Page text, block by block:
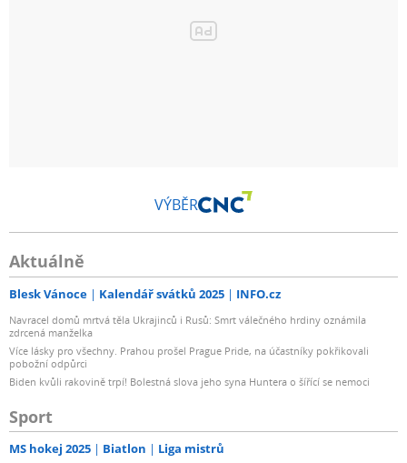
VÝBĚR
Aktuálně
Blesk Vánoce Kalendář svátků 2025 INFO.cz
Navracel domů mrtvá těla Ukrajinců i Rusů: Smrt válečného hrdiny oznámila
zdrcená manželka
Více lásky pro všechny. Prahou prošel Prague Pride, na účastníky pokřikovali
pobožní odpůrci
Biden kvůli rakovině trpí! Bolestná slova jeho syna Huntera o šířící se nemoci
Sport
MS hokej 2025 Biatlon Liga mistrů